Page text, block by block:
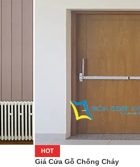
HOT
Giá Cửa Gỗ Chống Cháy